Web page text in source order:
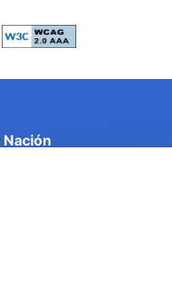
y Crédito